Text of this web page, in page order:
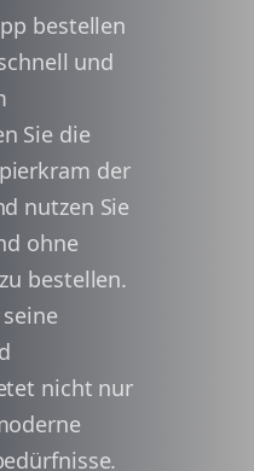
bestellen
und
Sie die
der
nutzen Sie
ohne
bestellen.
nicht nur